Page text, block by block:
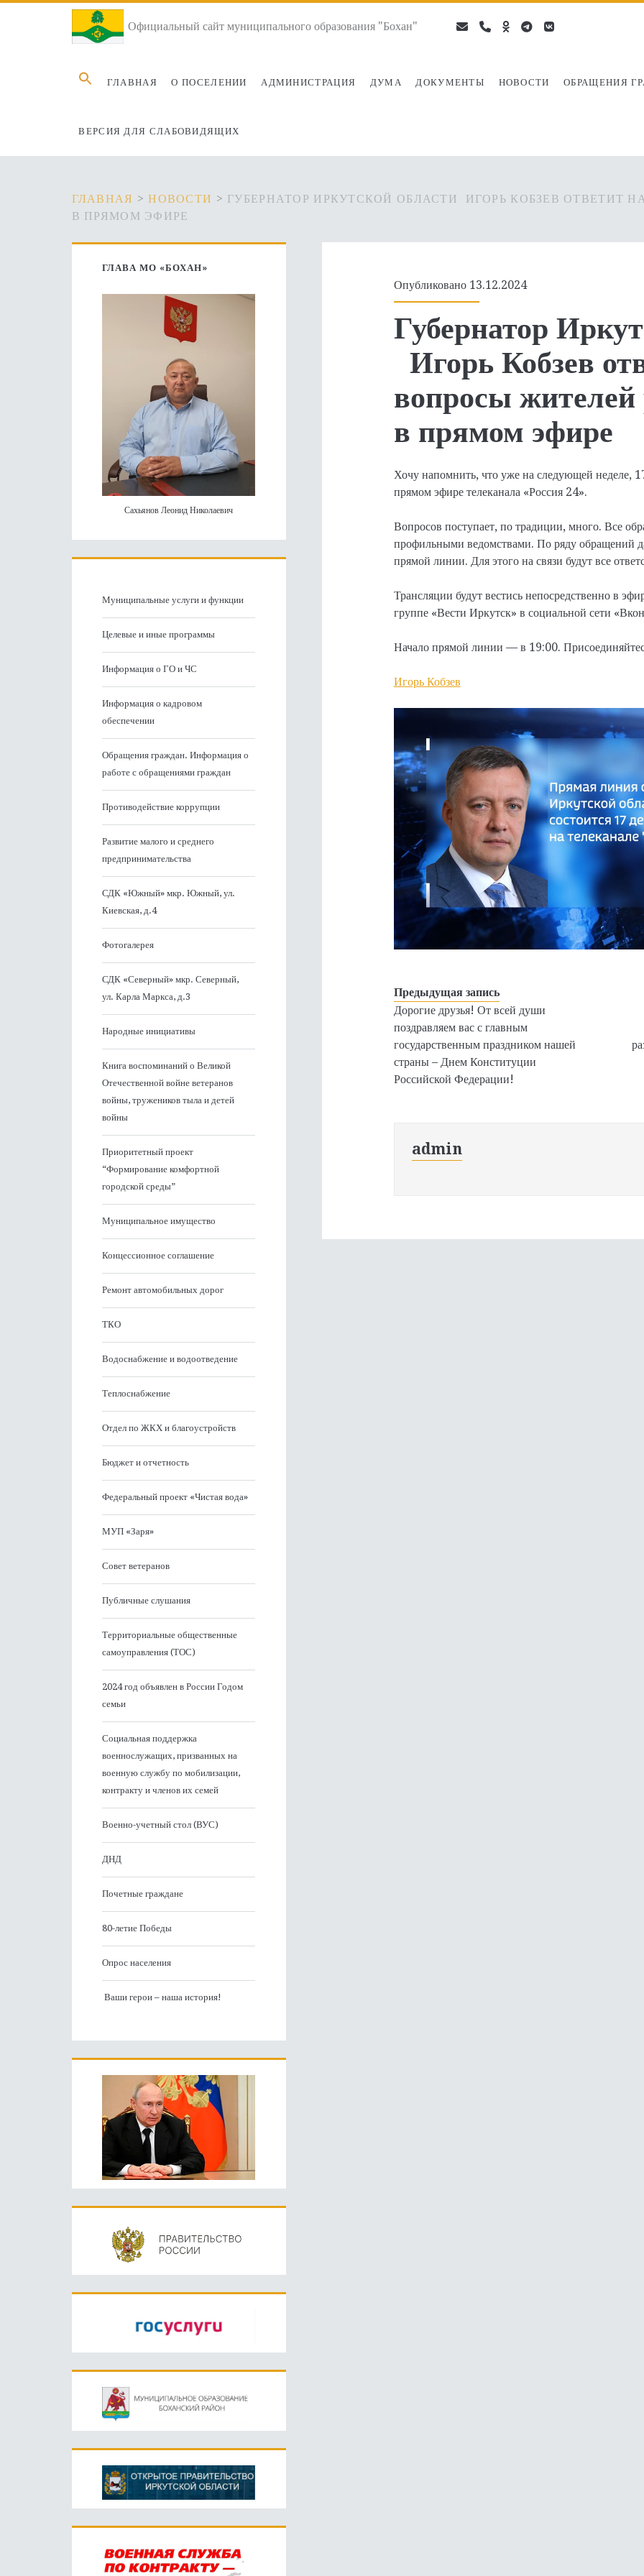
Официальный сайт муниципального образования "Бохан"
Search
for:
ГЛАВНАЯ О ПОСЕЛЕНИИ АДМИНИСТРАЦИЯ ДУМА ДОКУМЕНТЫ НОВОСТИ ОБРАЩЕНИЯ
ВЕРСИЯ ДЛЯ СЛАБОВИДЯЩИХ
emailphone
ok- telegram
vk
ГЛАВНАЯ >НОВОСТИ > ГУБЕРНАТОР ИРКУТСКОЙ ОБЛАСТИ ИГОРЬ КОБЗЕВ ОТВЕТИТ
В ПРЯМОМ ЭФИРЕ
Опубликовано 13.12.2024
Губернатор
Игорь Кобзев
вопросы жителей
в прямом эфире
Хочу напомнить, что уже на следующей неделе,
прямом эфире телеканала «Россия 24».
Вопросов поступает, по традиции, много. Все
профильными ведомствами. По ряду обращений
прямой линии. Для этого на связи будут все
Трансляции будут вестись непосредственно в
группе «Вести Иркутск» в социальной сети
Начало прямой линии — в 19:00.
Игорь Кобзев
Предыдущая запись
Дорогие друзья! От всей души
поздравляем вас с главным
государственным праздником нашей
страны – Днем Конституции
Российской Федерации!
admin
Основная
боковая
ГЛАВА МО «БОХАН»
Сахьянов Леонид Николаевич
Муниципальные услуги и функции
Целевые и иные программы
Информация о ГО и ЧС
Информация о кадровом
обеспечении
Обращения граждан. Информация о
работе с обращениями граждан
Противодействие коррупции
Развитие малого и среднего
предпринимательства
СДК «Южный» мкр. Южный, ул.
Киевская, д.4
Фотогалерея
СДК «Северный» мкр. Северный,
ул. Карла Маркса, д.3
Народные инициативы
Книга воспоминаний о Великой
Отечественной войне ветеранов
войны, тружеников тыла и детей
войны
Приоритетный проект
“Формирование комфортной
городской среды”
Муниципальное имущество
Концессионное соглашение
Ремонт автомобильных дорог
ТКО
Водоснабжение и водоотведение
Теплоснабжение
Отдел по ЖКХ и благоустройств
Бюджет и отчетность
Федеральный проект «Чистая вода»
МУП «Заря»
Совет ветеранов
Публичные слушания
Территориальные общественные
самоуправления (ТОС)
2024 год объявлен в России Годом
семьи
Социальная поддержка
военнослужащих, призванных на
военную службу по мобилизации,
контракту и членов их семей
Военно-учетный стол (ВУС)
ДНД
Почетные граждане
80-летие Победы
Опрос населения
Ваши герои – наша история!